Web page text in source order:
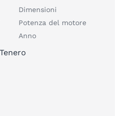
Dimensioni
Potenza del motore
Anno
Tenero